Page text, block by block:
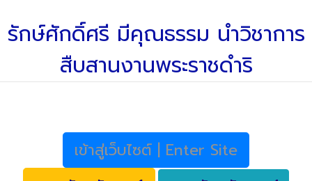
รักษ์ศักดิ์ศรี มีคุณธรรม นำวิชาการ
สืบสานงานพระราชดำริ
เข้าสู่เว็บไซต์ | Enter Site